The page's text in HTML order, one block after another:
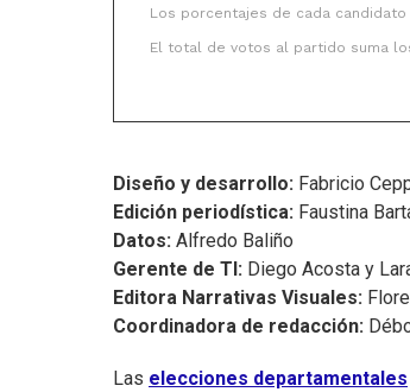
Los porcentajes de cada
El total de votos al partido suma
Diseño y desarrollo: Fabricio
Edición periodística: Faustina
Datos: Alfredo Baliño
Gerente de TI: Diego Acosta y
Editora Narrativas Visuales:
Coordinadora de redacción:
Las elecciones departamentales